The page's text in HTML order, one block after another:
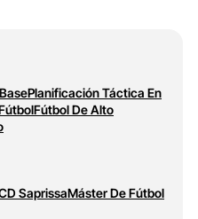
Planificación Táctica En
Fútbol De Alto
SaprissaMáster De Fútbol